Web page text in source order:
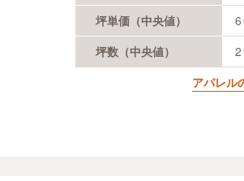
坪単価（中央値）
坪数（中央値）
アパレル